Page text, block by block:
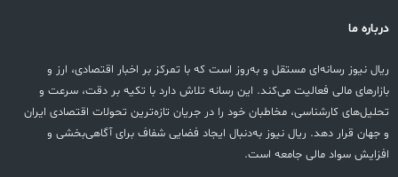
درباره ما
ریال نیوز رسانه‌ای مستقل و به‌روز است که با تمرکز بر اخبار اقتصادی، ارز و
بازارهای مالی فعالیت می‌کند. این رسانه تلاش دارد با تکیه بر دقت، سرعت و
تحلیل‌های کارشناسی، مخاطبان خود را در جریان تازه‌ترین تحولات اقتصادی ایران
و جهان قرار دهد. ریال نیوز به‌دنبال ایجاد فضایی شفاف برای آگاهی‌بخشی و
افزایش سواد مالی جامعه است.